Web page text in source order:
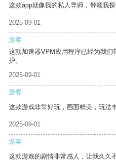
这款app就像我的私人导师，带领我探
2025-09-01
游客
这款加速器VPM应用程序已经为我
护。
2025-09-01
游客
这款游戏非常好玩，画面精美，玩法丰
2025-09-01
游客
这款游戏的剧情非常感人，让我久久